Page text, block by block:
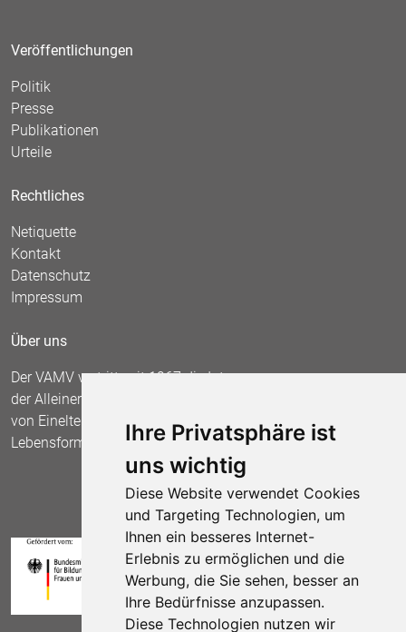
Ihre Privatsphäre ist
uns wichtig
Diese Website verwendet Cookies
und Targeting Technologien, um
Ihnen ein besseres Internet-
Erlebnis zu ermöglichen und die
Werbung, die Sie sehen, besser an
Ihre Bedürfnisse anzupassen.
Diese Technologien nutzen wir
Veröffentlichungen
Politik
Presse
Publikationen
Urteile
Rechtliches
Netiquette
Kontakt
Datenschutz
Impressum
Über uns
Der VAMV vertritt seit 1967 die Interessen
der Alleinerziehenden und fordert die Anerkennung
von Einelternfamilien als gleichberechtigte
Lebensform.